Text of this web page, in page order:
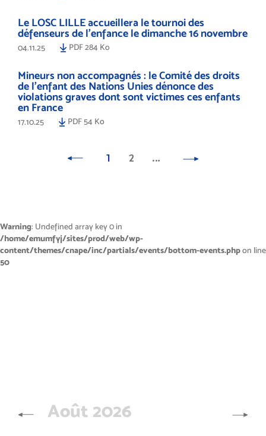
Le LOSC LILLE accueillera le tournoi des
défenseurs de l'enfance le dimanche 16 novembre
04.11.25 PDF 284 Ko
Mineurs non accompagnés : le Comité des droits
de l’enfant des Nations Unies dénonce des
violations graves dont sont victimes ces enfants
en France
17.10.25 PDF 54 Ko
1 2 …
Warning: Undefined array key 0 in
/home/emumfyj/sites/prod/web/wp-
content/themes/cnape/inc/partials/events/bottom-events.phpon line
50
Août 2026